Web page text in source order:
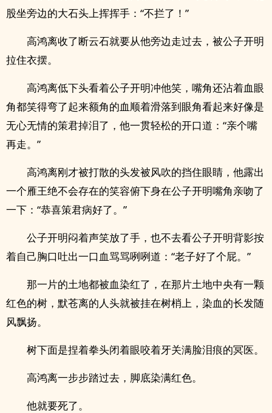
股坐旁边的大石头上挥挥手：“不拦了！”
高鸿离收了断云石就要从他旁边走过去，被公子开明
拉住衣摆。
高鸿离低下头看着公子开明冲他笑，嘴角还沾着血眼
角都笑得弯了起来额角的血顺着滑落到眼角看起来好像是
无心无情的策君掉泪了，他一贯轻松的开口道：“亲个嘴
再走。”
高鸿离刚才被打散的头发被风吹的挡住眼睛，他露出
一个雁王绝不会存在的笑容俯下身在公子开明嘴角亲吻了
一下：“恭喜策君病好了。”
公子开明闷着声笑放了手，也不去看公子开明背影按
着自己胸口吐出一口血骂骂咧咧道：“老子好了个屁。”
那一片的土地都被血染红了，在那片土地中央有一颗
红色的树，默苍离的人头就被挂在树梢上，染血的长发随
风飘扬。
树下面是捏着拳头闭着眼咬着牙关满脸泪痕的冥医。
高鸿离一步步踏过去，脚底染满红色。
他就要死了。